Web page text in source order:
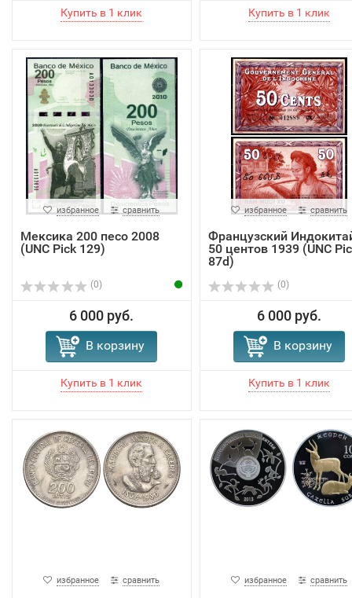
избранное сравнить
Мексика 200 песо 2008
(UNC Pick 129)
(0)
6 000 руб.
В корзину
избранное сравнить
Французский
50 центов 1939 (UNC
87d)
(0)
6 000 руб.
В корзину
избранное сравнить избранное сравнить